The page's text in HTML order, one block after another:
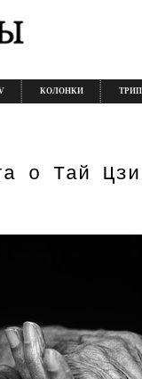
КОЛОНКИ
о Тай